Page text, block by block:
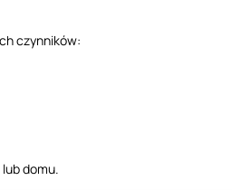
czynników:
domu.